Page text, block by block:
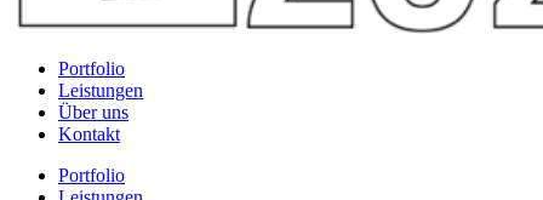
Portfolio
Leistungen
Über uns
Kontakt
Portfolio